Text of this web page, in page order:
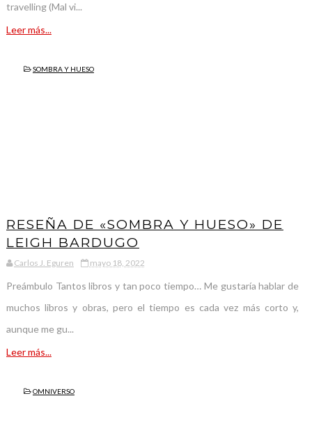
travelling (Mal vi...
Leer más...
SOMBRA Y HUESO
RESEÑA DE «SOMBRA Y HUESO» DE
LEIGH BARDUGO
Carlos J. Eguren mayo 18, 2022
Preámbulo Tantos libros y tan poco tiempo… Me gustaría hablar de
muchos libros y obras, pero el tiempo es cada vez más corto y,
aunque me gu...
Leer más...
OMNIVERSO